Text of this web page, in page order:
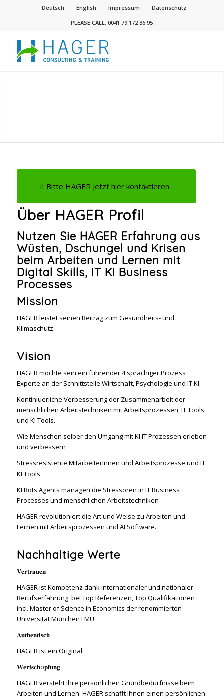
Deutsch English Impressum
Datenschutz
PLEASE CALL: 0041 79 172 36 95
Bitte HAGER jetzt hier kontaktieren.
Über HAGER Profil
Nutzen Sie HAGER Erfahrung aus
Wüsten, Dschungel und Krisen
beim Arbeiten und Lernen mit
Digital Skills, IT KI Business
Processes
Mission
HAGER leistet seinen Beitrag zum Gesundheits- und
Klimaschutz.
Vision
HAGER möchte sein ein führender 4 sprachiger Prozess
Experte an der Schnittstelle Wirtschaft, Psychologie und IT KI.
Kontiniuerliche Verbesserung der Zusammenarbeit der
menschlichen Arbeitstechniken mit Arbeitsprozessen, IT Tools
und KI Tools.
Wie Menschen selber den Umgang mit KI IT Prozessen erleben
und verbessern
Stressresistente MitarbeiterInnen und Arbeitsprozesse und IT
KI Tools
KI Bots Agents managen die Stressoren in IT Business
Processes und menschlichen Arbeitstechniken
HAGER revolutioniert die Art und Weise zu Arbeiten und
Lernen mit Arbeitsprozessen und AI Software.
Nachhaltige Werte
𝐕𝐞𝐫𝐭𝐫𝐚𝐮𝐞𝐧
HAGER ist Kompetenz dank internationaler und nationaler
Berufserfahrung bei Top Referenzen, Top Qualifikationen
incl. Master of Science in Economics der renommierten
Universität München LMU.
𝐀𝐮𝐭𝐡𝐞𝐧𝐭𝐢𝐬𝐜𝐡
HAGER ist ein Original.
𝐖𝐞𝐫𝐭𝐬𝐜𝐡ö𝐩𝐟𝐮𝐧𝐠
HAGER versteht Ihre persönlichen Grundbedürfnisse beim
Arbeiten und Lernen. HAGER schafft Ihnen einen persönlichen